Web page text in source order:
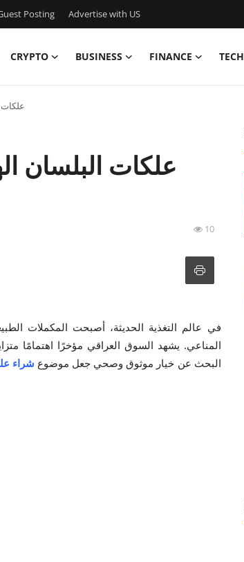
Posting Advertise with US
CRYPTO BUSINESS FINANCE TECH
علكات
علكات البلسان
10
في عالم التغذية الحديثة، أصبحت المكملات
المناعي. يشهد السوق العراقي مؤخرًا اهتمامًا
البحث عن خيار موثوق وصحي جعل موضوع شراء